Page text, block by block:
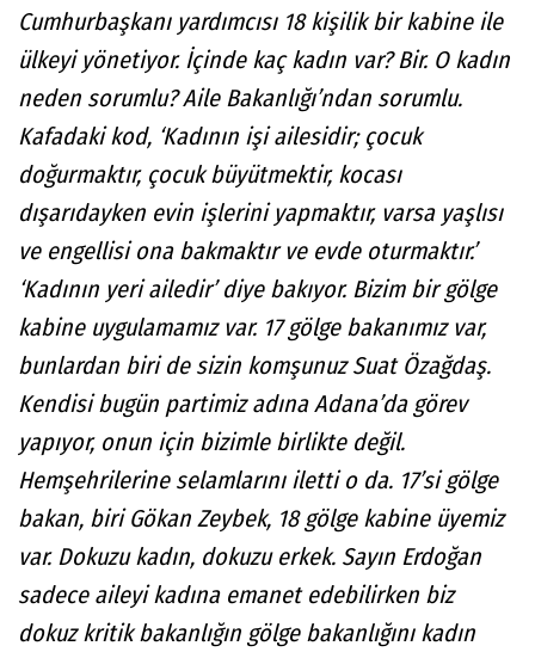
Cumhurbaşkanı yardımcısı 18 kişilik bir kabine ile
ülkeyi yönetiyor. İçinde kaç kadın var? Bir. O kadın
neden sorumlu? Aile Bakanlığı’ndan sorumlu.
Kafadaki kod, ‘Kadının işi ailesidir; çocuk
doğurmaktır, çocuk büyütmektir, kocası
dışarıdayken evin işlerini yapmaktır, varsa yaşlısı
ve engellisi ona bakmaktır ve evde oturmaktır.’
‘Kadının yeri ailedir’ diye bakıyor. Bizim bir gölge
kabine uygulamamız var. 17 gölge bakanımız var,
bunlardan biri de sizin komşunuz Suat Özağdaş.
Kendisi bugün partimiz adına Adana’da görev
yapıyor, onun için bizimle birlikte değil.
Hemşehrilerine selamlarını iletti o da. 17’si gölge
bakan, biri Gökan Zeybek, 18 gölge kabine üyemiz
var. Dokuzu kadın, dokuzu erkek. Sayın Erdoğan
sadece aileyi kadına emanet edebilirken biz
dokuz kritik bakanlığın gölge bakanlığını kadın